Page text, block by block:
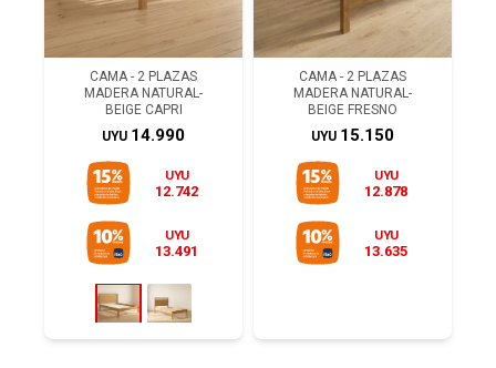
CAMA - 2 PLAZAS
MADERA NATURAL-
BEIGE CAPRI
UYU 14.990
UYU
12.742
UYU
13.491
CAMA - 2 PLAZAS
MADERA NATURAL-
BEIGE FRESNO
UYU 15.150
UYU
12.878
UYU
13.635